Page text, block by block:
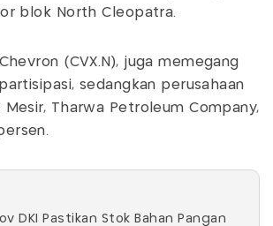
blok North Cleopatra.
(CVX.N), juga memegang
sedangkan perusahaan
Mesir, Tharwa Petroleum Company,
DKI Pastikan Stok Bahan Pangan